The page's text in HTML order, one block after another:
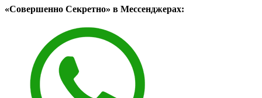
«Совершенно Секретно» в Мессенджерах: